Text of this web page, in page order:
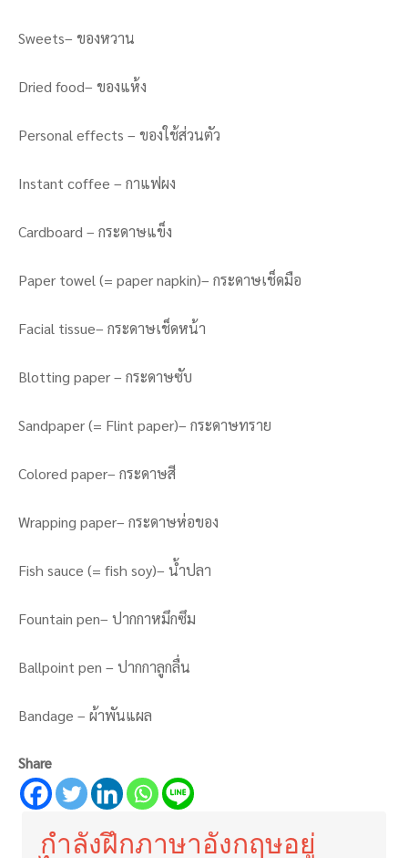
Sweets– ของหวาน
Dried food– ของแห้ง
Personal effects – ของใช้ส่วนตัว
Instant coffee – กาแฟผง
Cardboard – กระดาษแข็ง
Paper towel (= paper napkin)– กระดาษเช็ดมือ
Facial tissue– กระดาษเช็ดหน้า
Blotting paper – กระดาษซับ
Sandpaper (= Flint paper)– กระดาษทราย
Colored paper– กระดาษสี
Wrapping paper– กระดาษห่อของ
Fish sauce (= fish soy)– น้ำปลา
Fountain pen– ปากกาหมึกซึม
Ballpoint pen – ปากกาลูกลื่น
Bandage – ผ้าพันแผล
Share
กำลังฝึกภาษาอังกฤษอยู่